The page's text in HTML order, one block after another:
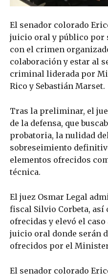
El senador colorado
juicio oral y público por
con el crimen
colaboración y estar al
criminal liderada por
Rico y Sebastián Marset.
Tras la preliminar, el
de la defensa, que
probatoria, la nulidad
sobreseimiento
elementos ofrecidos
técnica.
El juez Osmar Legal
fiscal Silvio Corbeta, así
ofrecidas y elevó el
juicio oral donde serán
ofrecidos por el
El senador colorado